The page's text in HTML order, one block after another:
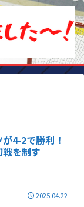
4-2で勝利！
を制す
2025.04.22